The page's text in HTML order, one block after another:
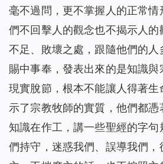
毫不過問，更不掌握人的正常
們不回擊人的觀念也不揭示人
不足、敗壞之處，跟隨他們的人
賜中事奉，發表出來的是知識
現實脫節，根本不能讓人得著生
示了宗教牧師的實質，他們都
知識在作工，講一些聖經的字
們持守，迷惑我們、誤導我們